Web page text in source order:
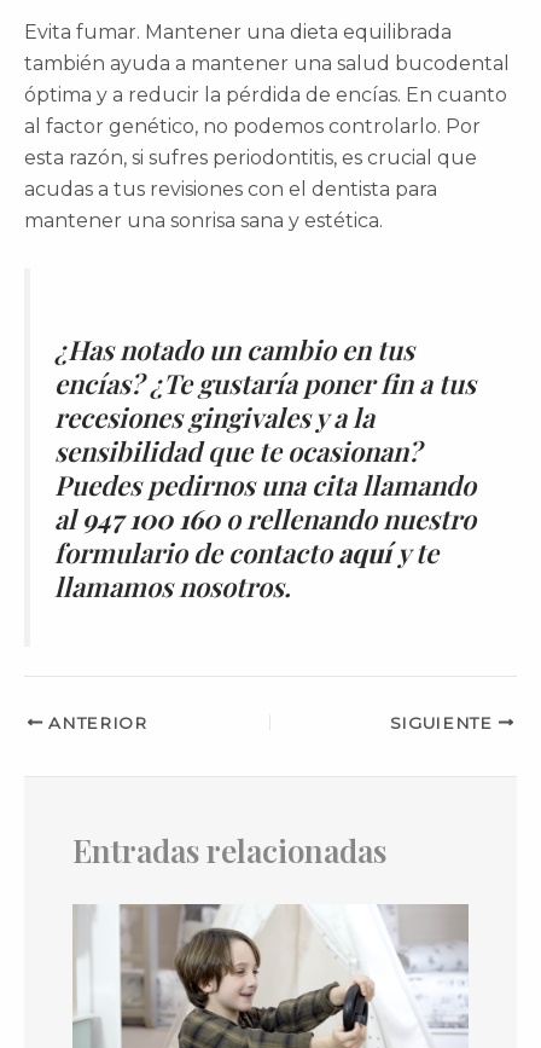
Evita fumar. Mantener una dieta equilibrada
también ayuda a mantener una salud bucodental
óptima y a reducir la pérdida de encías. En cuanto
al factor genético, no podemos controlarlo. Por
esta razón, si sufres periodontitis, es crucial que
acudas a tus revisiones con el dentista para
mantener una sonrisa sana y estética.
¿Has notado un cambio en tus
encías? ¿Te gustaría poner fin a tus
recesiones gingivales y a la
sensibilidad que te ocasionan?
Puedes pedirnos una cita llamando
al947 100 160 o rellenando nuestro
formulario de contactoaquí y te
llamamos nosotros.
ANTERIOR SIGUIENTE
Entradas relacionadas